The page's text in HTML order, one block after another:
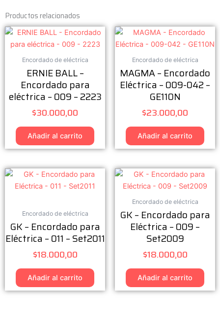
Productos relacionados
Encordado de eléctrica
ERNIE BALL –
Encordado para
eléctrica – 009 – 2223
$30.000,00
Añadir al carrito
Encordado de eléctrica
MAGMA – Encordado
Eléctrica – 009-042 –
GE110N
$23.000,00
Añadir al carrito
Encordado de eléctrica
GK – Encordado para
Eléctrica – 011 – Set2011
$18.000,00
Añadir al carrito
Encordado de eléctrica
GK – Encordado para
Eléctrica – 009 –
Set2009
$18.000,00
Añadir al carrito